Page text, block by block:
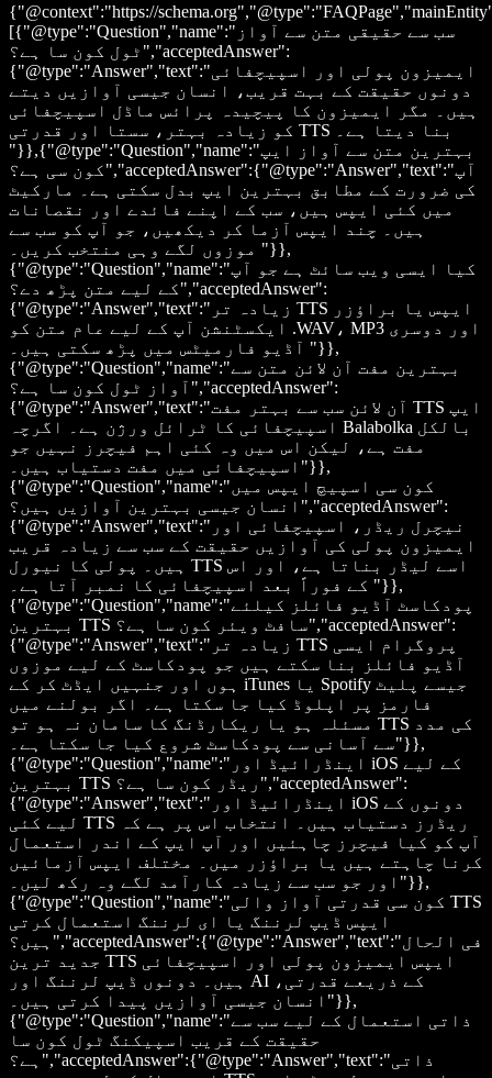
{"@context":"https://
[{"@type":"Question","name":"سب سے حقیقی متن سے آواز
ٹول کون سا ہے؟","acceptedAnswer":
{"@type":"Answer","text":"ایمیزون پولی اور اسپیچفائی
دونوں حقیقت کے بہت قریب، انسان جیسی آوازیں دیتے
ہیں۔ مگر ایمیزون کا پیچیدہ پرائس ماڈل اسپیچفائی
کو زیادہ بہتر، سستا اور قدرتی TTS بنا دیتا ہے۔
"}},{"@type":"Question","name":"بہترین متن سے آواز ایپ
کون سی ہے؟","acceptedAnswer":{"@type":"Answer","text":"آپ
کی ضرورت کے مطابق بہترین ایپ بدل سکتی ہے۔ مارکیٹ
میں کئی ایپس ہیں، سب کے اپنے فائدے اور نقصانات
ہیں۔ چند ایپس آزما کر دیکھیں، جو آپ کو سب سے
موزوں لگے وہی منتخب کریں۔ "}},
{"@type":"Question","name":"کیا ایسی ویب سائٹ ہے جو آپ
کے لیے متن پڑھ دے؟","acceptedAnswer":
{"@type":"Answer","text":"زیادہ تر TTS ایپس یا براؤزر
ایکسٹنشن آپ کے لیے عام متن کو .WAV، MP3 اور دوسری
آڈیو فارمیٹس میں پڑھ سکتی ہیں۔ "}},
{"@type":"Question","name":"بہترین مفت آن لائن متن سے
آواز ٹول کون سا ہے؟","acceptedAnswer":
{"@type":"Answer","text":"آن لائن سب سے بہتر مفت TTS ایپ
اسپیچفائی کا ٹرائل ورژن ہے۔ اگرچہ Balabolka بالکل
مفت ہے، لیکن اس میں وہ کئی اہم فیچرز نہیں جو
اسپیچفائی میں مفت دستیاب ہیں۔"}},
{"@type":"Question","name":"کون سی اسپیچ ایپس میں
انسان جیسی بہترین آوازیں ہیں؟","acceptedAnswer":
{"@type":"Answer","text":"نیچرل ریڈر، اسپیچفائی اور
ایمیزون پولی کی آوازیں حقیقت کے سب سے زیادہ قریب
ہیں۔ پولی کا نیورل TTS اسے لیڈر بناتا ہے، اور اس
کے فوراً بعد اسپیچفائی کا نمبر آتا ہے۔ "}},
{"@type":"Question","name":"پودکاسٹ آڈیو فائلز کیلئے
بہترین TTS سافٹ ویئر کون سا ہے؟","acceptedAnswer":
{"@type":"Answer","text":"زیادہ تر TTS پروگرام ایسی
آڈیو فائلز بنا سکتے ہیں جو پودکاسٹ کے لیے موزوں
ہوں اور جنہیں ایڈٹ کر کے iTunes یا Spotify جیسے پلیٹ
فارمز پر اپلوڈ کیا جا سکتا ہے۔ اگر بولنے میں
مسئلہ ہو یا ریکارڈنگ کا سامان نہ ہو تو TTS کی مدد
سے آسانی سے پودکاسٹ شروع کیا جا سکتا ہے۔"}},
{"@type":"Question","name":"اینڈرائیڈ اور iOS کے لیے
بہترین TTS ریڈر کون سا ہے؟","acceptedAnswer":
{"@type":"Answer","text":"اینڈرائیڈ اور iOS دونوں کے
لیے کئی TTS ریڈرز دستیاب ہیں۔ انتخاب اس پر ہے کہ
آپ کو کیا فیچرز چاہئیں اور آپ ایپ کے اندر استعمال
کرنا چاہتے ہیں یا براؤزر میں۔ مختلف ایپس آزمائیں
اور جو سب سے زیادہ کارآمد لگے وہ رکھ لیں۔"}},
{"@type":"Question","name":"کون سی قدرتی آواز والی TTS
ایپس ڈیپ لرننگ یا ای لرننگ استعمال کرتی
ہیں؟","acceptedAnswer":{"@type":"Answer","text":"فی الحال
جدید ترین TTS ایپس ایمیزون پولی اور اسپیچفائی
ہیں۔ دونوں ڈیپ لرننگ اور AI کے ذریعے قدرتی،
انسان جیسی آوازیں پیدا کرتی ہیں۔"}},
{"@type":"Question","name":"ذاتی استعمال کے لیے سب سے
حقیقت کے قریب اسپیکنگ ٹول کون سا
ہے؟","acceptedAnswer":{"@type":"Answer","text":"ذاتی